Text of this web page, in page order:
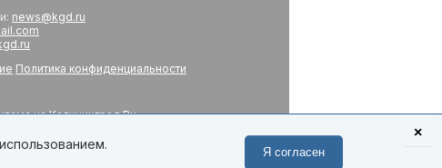
news@kgd.ru
Политика конфиденциальности
на Калининград.Ru
связь
Я согласен
×